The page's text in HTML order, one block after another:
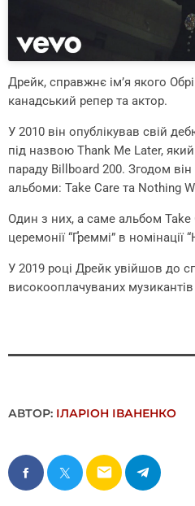
Дрейк, справжнє ім’я якого
канадський репер та актор.
У 2010 він опублікував свій
під назвою Thank Me Later,
параду Billboard 200. Згодом
альбоми: Take Care та Nothing
Один з них, а саме альбом Take
церемонії “Ґреммі” в
У 2019 році Дрейк увійшов до
високооплачуваних
АВТОР: ІЛАРІОН ІВАНЕНКО
email